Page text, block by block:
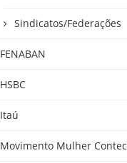
Sindicatos/Federações
FENABAN
HSBC
Itaú
Movimento Mulher Contec